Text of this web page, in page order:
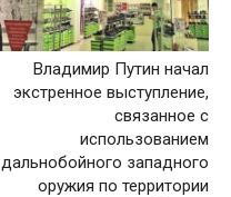
Владимир Путин начал
экстренное выступление,
связанное с
использованием
дальнобойного западного
оружия по территории